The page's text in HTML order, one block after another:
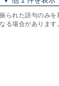
られた語句のみ
る場合があります。